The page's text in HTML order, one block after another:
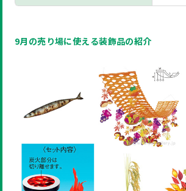
9月の売り場に使える装飾品の紹介